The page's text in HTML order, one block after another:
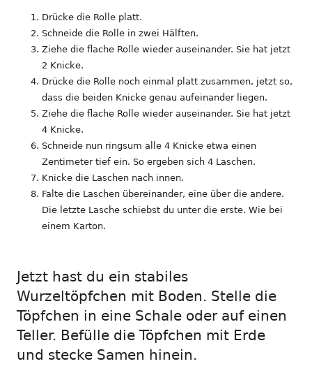
Drücke die Rolle platt.
Schneide die Rolle in zwei Hälften.
Ziehe die flache Rolle wieder auseinander. Sie hat jetzt
2 Knicke.
Drücke die Rolle noch einmal platt zusammen, jetzt so,
dass die beiden Knicke genau aufeinander liegen.
Ziehe die flache Rolle wieder auseinander. Sie hat jetzt
4 Knicke.
Schneide nun ringsum alle 4 Knicke etwa einen
Zentimeter tief ein. So ergeben sich 4 Laschen.
Knicke die Laschen nach innen.
Falte die Laschen übereinander, eine über die andere.
Die letzte Lasche schiebst du unter die erste. Wie bei
einem Karton.
Jetzt hast du ein stabiles
Wurzeltöpfchen mit Boden. Stelle die
Töpfchen in eine Schale oder auf einen
Teller. Befülle die Töpfchen mit Erde
und stecke Samen hinein.